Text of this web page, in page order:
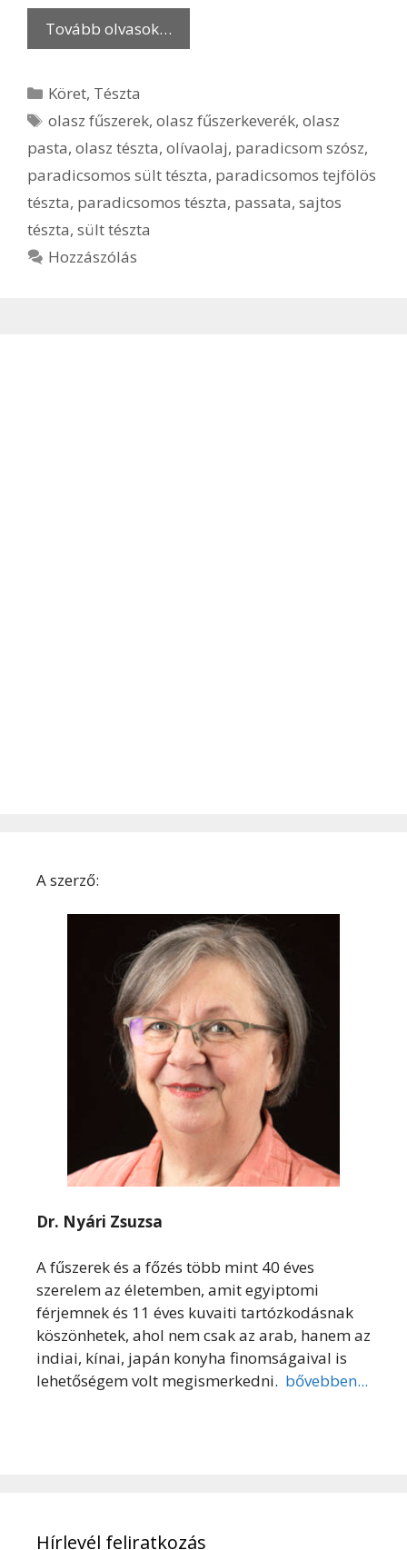
Tovább olvasok…
Kategória
Köret, Tészta
Címkék
olasz fűszerek,olasz fűszerkeverék,olasz
pasta, olasz tészta, olívaolaj, paradicsom szósz,
paradicsomos sült tészta, paradicsomos tejfölös
tészta, paradicsomos tészta, passata, sajtos
tészta, sült tészta
Hozzászólás
A szerző:
Dr. Nyári Zsuzsa
A fűszerek és a főzés több mint 40 éves
szerelem az életemben, amit egyiptomi
férjemnek és 11 éves kuvaiti tartózkodásnak
köszönhetek, ahol nem csak az arab, hanem az
indiai, kínai, japán konyha finomságaival is
lehetőségem volt megismerkedni. bővebben...
Hírlevél feliratkozás